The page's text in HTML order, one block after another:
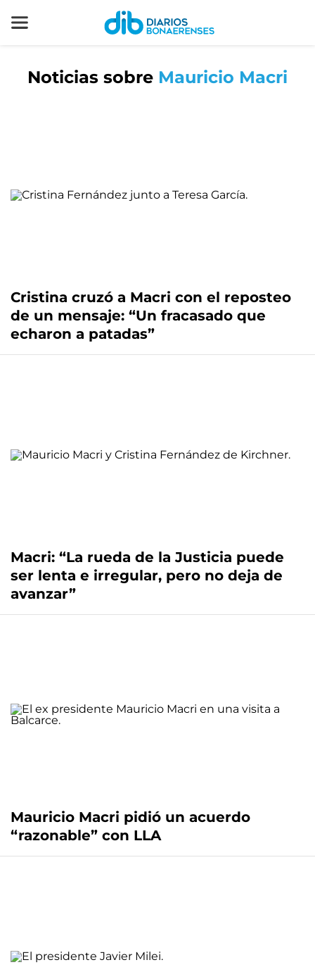
Noticias sobre Mauricio Macri
Cristina cruzó a Macri con el reposteo
de un mensaje: “Un fracasado que
echaron a patadas”
Macri: “La rueda de la Justicia puede
ser lenta e irregular, pero no deja de
avanzar”
Mauricio Macri pidió un acuerdo
“razonable” con LLA